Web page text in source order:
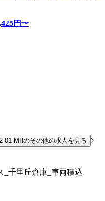
円〜
01-MHのその他の求人を見る
_千里丘倉庫_車両積込